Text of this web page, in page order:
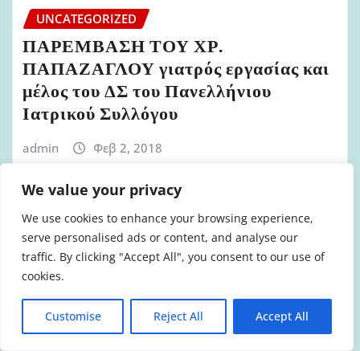
We value your privacy
We use cookies to enhance your browsing experience,
serve personalised ads or content, and analyse our
traffic. By clicking "Accept All", you consent to our use of
cookies.
Customise Reject All Accept All
UNCATEGORIZED
ΠΑΡΕΜΒΑΣΗ ΤΟΥ ΧΡ.
ΠΑΠΑΖΑΓΛΟΥ γιατρός εργασίας και
μέλος του ΔΣ του Πανελλήνιου
Ιατρικού Συλλόγου
admin Φεβ 2, 2018
UNCATEGORIZED
ΠΑΡΕΜΒΑΣΗ ΤΗΣ Ε.
ΓΕΩΡΓΙΑΔΟΥ Δρ. Χημικός
Μηχανικός και μέλος της
αντιπροσωπείας του ΤΕΕ